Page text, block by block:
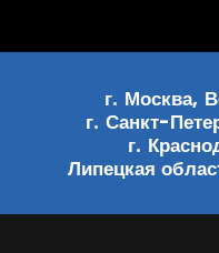
г. Москва,
г. Санкт-
г.
Липецкая